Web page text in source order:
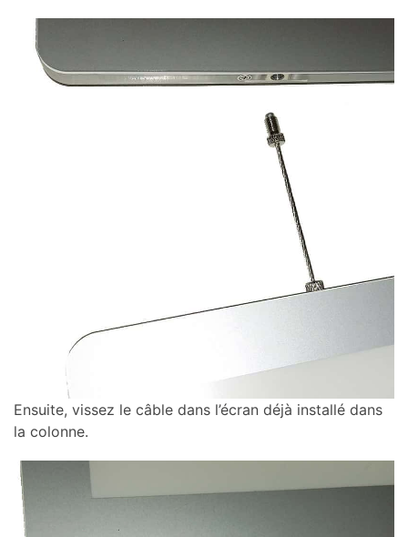
Ensuite, vissez le câble dans l’écran déjà installé dans
la colonne.